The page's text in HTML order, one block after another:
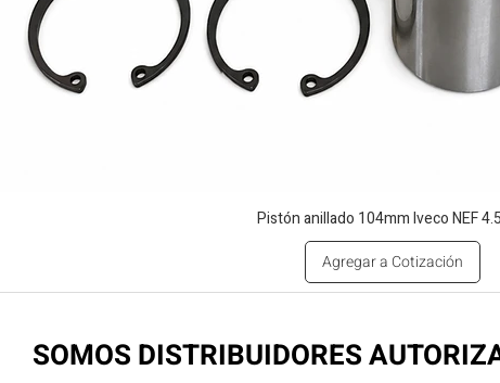
Pistón anillado 104mm Iveco NEF
Agregar a Cotización
SOMOS DISTRIBUIDORES